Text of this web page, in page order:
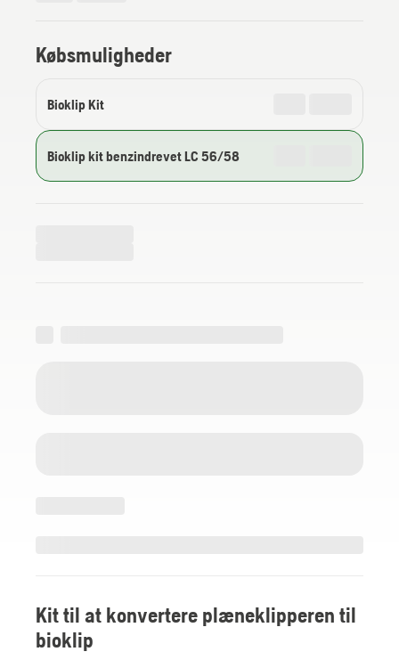
Købsmuligheder
Bioklip Kit
Bioklip kit benzindrevet LC 56/58
Kit til at konvertere plæneklipperen til
bioklip